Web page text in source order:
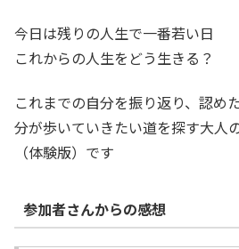
今日は残りの人生で一番若い日
これからの人生をどう生きる？
これまでの自分を振り返り、認め
分が歩いていきたい道を探す大人
（体験版）です
参加者さんからの感想